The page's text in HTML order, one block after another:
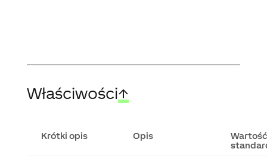
Właściwości↑
Krótki opis Opis
Wartość